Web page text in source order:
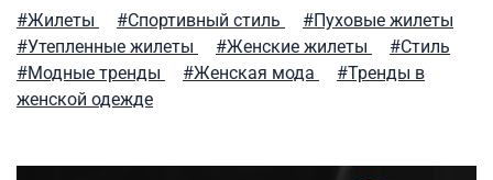
#Жилеты #Спортивный стиль
#Пуховые жилеты
#Утепленные жилеты
#Женские жилеты
#Стиль
#Модные тренды
#Женская мода
#Тренды в
женской одежде